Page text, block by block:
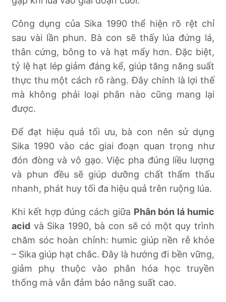
Công dụng của Sika 1990 thể hiện rõ rệt chỉ
sau vài lần phun. Bà con sẽ thấy lúa đứng lá,
thân cứng, bông to và hạt mẩy hơn. Đặc biệt,
tỷ lệ hạt lép giảm đáng kể, giúp tăng năng suất
thực thu một cách rõ ràng. Đây chính là lợi thế
mà không phải loại phân nào cũng mang lại
được.
Để đạt hiệu quả tối ưu, bà con nên sử dụng
Sika 1990 vào các giai đoạn quan trọng như
đón đòng và vô gạo. Việc pha đúng liều lượng
và phun đều sẽ giúp dưỡng chất thẩm thấu
nhanh, phát huy tối đa hiệu quả trên ruộng lúa.
Khi kết hợp đúng cách giữa Phân bón lá humic
acid và Sika 1990, bà con sẽ có một quy trình
chăm sóc hoàn chỉnh: humic giúp nền rễ khỏe
– Sika giúp hạt chắc. Đây là hướng đi bền vững,
giảm phụ thuộc vào phân hóa học truyền
thống mà vẫn đảm bảo năng suất cao.